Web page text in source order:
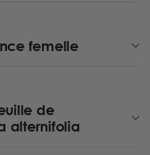
femelle
de
alternifolia